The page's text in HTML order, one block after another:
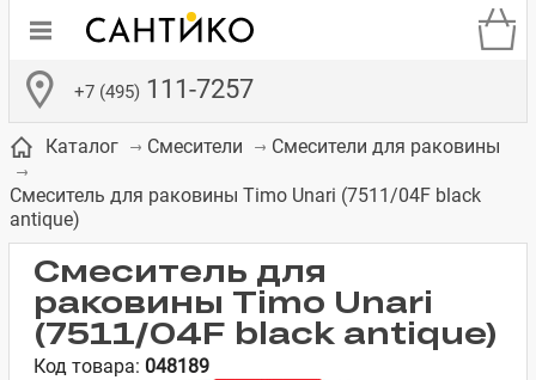
+7 (495) 111-7257
Бачки для
унитазов
Сиденья для
унитазов
Смесители для
встраиваемых
систем
Зеркало-шкаф
Полки в ванную
комнату
Комоды в
ванную комнату
Каталог Смесители Смесители для раковины
Смеситель для раковины Timo Unari (7511/04F black
antique)
Смеситель для
раковины Timo Unari
(7511/04F black antique)
Код товара: 048189